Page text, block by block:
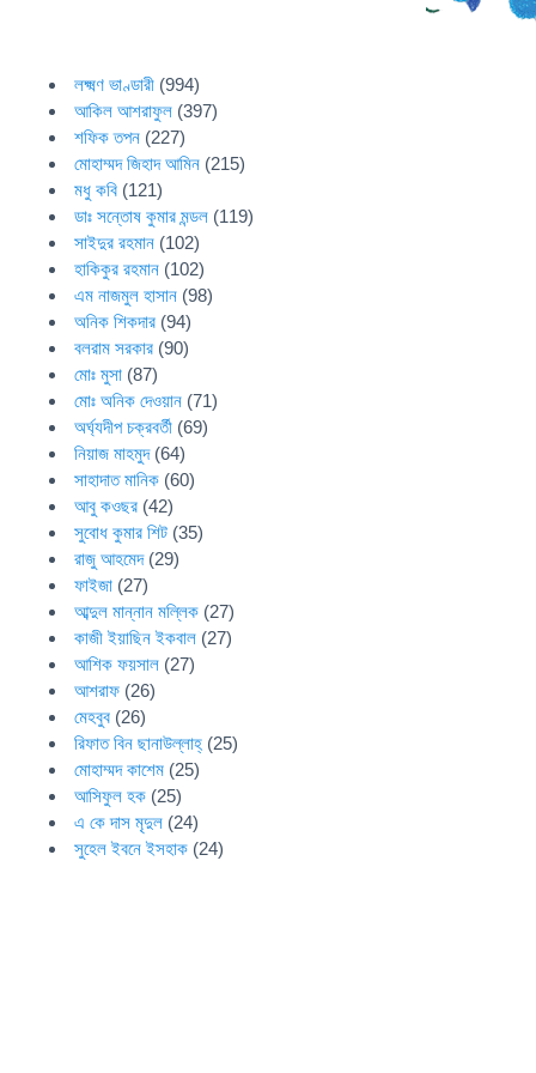
লক্ষ্মণ ভাণ্ডারী (994)
আকিল আশরাফুল (397)
শফিক তপন (227)
মোহাম্মদ জিহাদ আমিন (215)
মধু কবি (121)
ডাঃ সন্তোষ কুমার মন্ডল (119)
সাইদুর রহমান (102)
হাকিকুর রহমান (102)
এম নাজমুল হাসান (98)
অনিক শিকদার (94)
বলরাম সরকার (90)
মোঃ মুসা (87)
মোঃ অনিক দেওয়ান (71)
অর্ঘ্যদীপ চক্রবর্তী (69)
নিয়াজ মাহমুদ(64)
সাহাদাত মানিক (60)
আবু কওছর (42)
সুবোধ কুমার শিট (35)
রাজু আহমেদ(29)
ফাইজা (27)
আব্দুল মান্নান মল্লিক (27)
কাজী ইয়াছিন ইকবাল (27)
আশিক ফয়সাল (27)
আশরাফ (26)
মেহবুব (26)
রিফাত বিন ছানাউল্লাহ্ (25)
মোহাম্মদ কাশেম (25)
আসিফুল হক (25)
এ কে দাস মৃদুল (24)
সুহেল ইবনে ইসহাক (24)